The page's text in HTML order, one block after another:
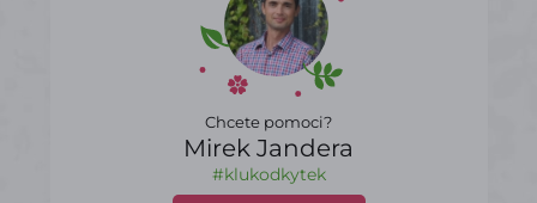
Chcete pomoci?
Mirek Jandera
#klukodkytek